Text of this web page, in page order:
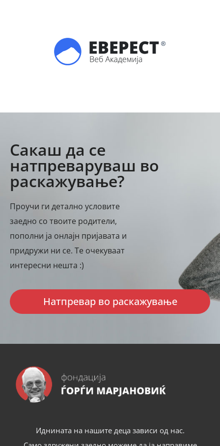
Сакаш да се
натпреваруваш во
раскажување?
Проучи ги детално условите
заедно со твоите родители,
пополни ја онлајн пријавата и
придружи ни се. Те очекуваат
интересни нешта :)
Натпревар во раскажување
Иднината на нашите деца зависи од нас.